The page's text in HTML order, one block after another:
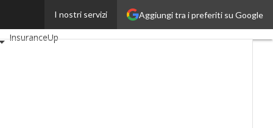
Aggiungi tra i preferiti su Google
I nostri servizi
AutomotiveUp
InsuranceUp